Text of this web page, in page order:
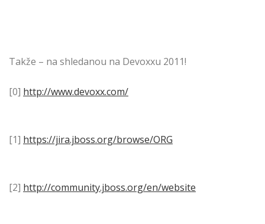
Takže – na shledanou na Devoxxu 2011!
[0] http://www.devoxx.com/
[1] https://jira.jboss.org/browse/ORG
[2] http://community.jboss.org/en/website